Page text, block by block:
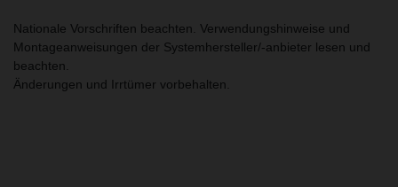
Nationale Vorschriften beachten. Verwendungshinweise und
Montageanweisungen der Systemhersteller/-anbieter lesen und
beachten.
Änderungen und Irrtümer vorbehalten.